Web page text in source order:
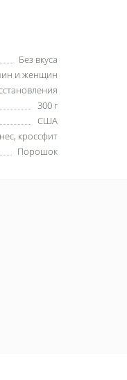
Без вкуса
и женщин
300 г
США
кроссфит
Порошок